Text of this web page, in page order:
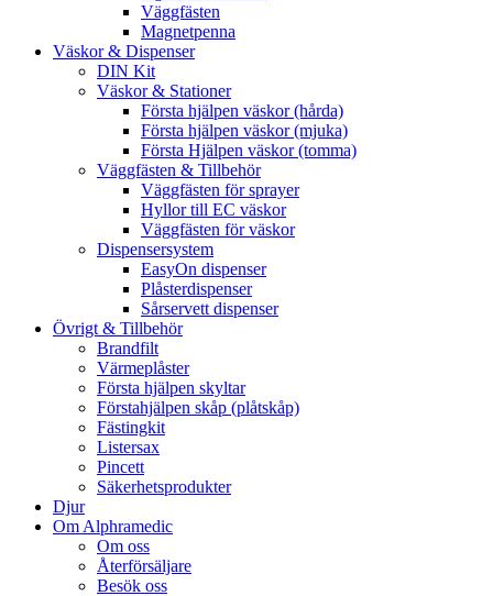
Väggfästen
Magnetpenna
Väskor & Dispenser
DIN Kit
Väskor & Stationer
Första hjälpen väskor (hårda)
Första hjälpen väskor (mjuka)
Första Hjälpen väskor (tomma)
Väggfästen & Tillbehör
Väggfästen för sprayer
Hyllor till EC väskor
Väggfästen för väskor
Dispensersystem
EasyOn dispenser
Plåsterdispenser
Sårservett dispenser
Övrigt & Tillbehör
Brandfilt
Värmeplåster
Första hjälpen skyltar
Förstahjälpen skåp (plåtskåp)
Fästingkit
Listersax
Pincett
Säkerhetsprodukter
Djur
Om Alphramedic
Om oss
Återförsäljare
Besök oss